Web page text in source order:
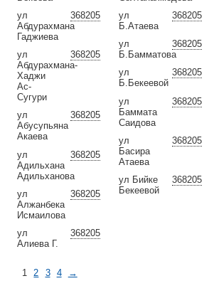
368205
ул
Абдурахмана
Гаджиева
368205
ул
Абдурахмана-
Хаджи
Ас-
Сугури
368205
ул
Абусупьяна
Акаева
368205
ул
Адильхана
Адильханова
368205
ул
Алжанбека
Исмаилова
368205
ул
Алиева Г.
368205
ул
Б.Атаева
368205
ул
Б.Бамматова
368205
ул
Б.Бекеевой
368205
ул
Баммата
Саидова
368205
ул
Басира
Атаева
368205
ул Бийке
Бекеевой
1 2 3 4 →